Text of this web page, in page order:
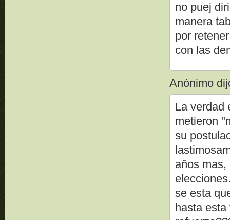
no puej
manera
por
con las
Anónimo
La verdad
metieron
su
años
se esta
hasta